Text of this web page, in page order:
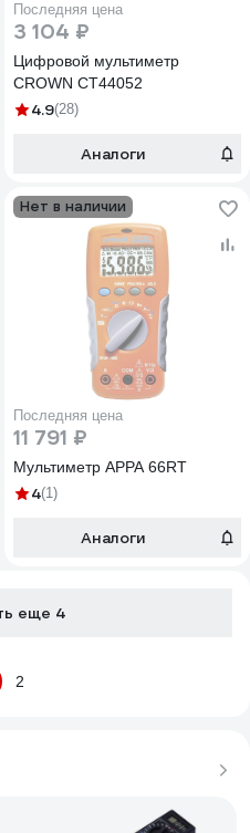
Последняя цена
3 104 ₽
Цифровой мультиметр
CROWN CT44052
4.9(28)
Аналоги
Нет в наличии
Последняя цена
11 791 ₽
Мультиметр APPA 66RT
4(1)
Аналоги
еще 4
2